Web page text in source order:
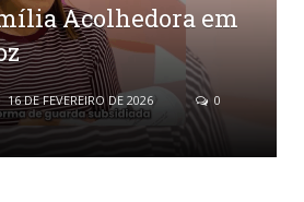
Acolhedora em
16 DE FEVEREIRO DE 2026
0